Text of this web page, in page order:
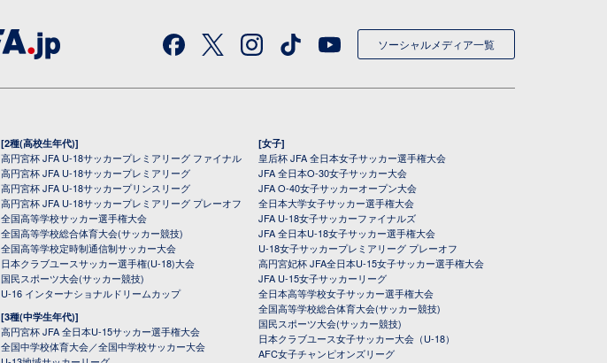
ソーシャルメディア一覧
[2種(高校生年代)]
高円宮杯 JFA U-18サッカープレミアリーグ ファイナル
高円宮杯 JFA U-18サッカープレミアリーグ
高円宮杯 JFA U-18サッカープリンスリーグ
高円宮杯 JFA U-18サッカープレミアリーグ プレーオフ
全国高等学校サッカー選手権大会
全国高等学校総合体育大会(サッカー競技)
全国高等学校定時制通信制サッカー大会
日本クラブユースサッカー選手権(U-18)大会
国民スポーツ大会(サッカー競技)
U-16 インターナショナルドリームカップ
[3種(中学生年代)]
高円宮杯 JFA 全日本U-15サッカー選手権大会
全国中学校体育大会／全国中学校サッカー大会
[女子]
皇后杯 JFA 全日本女子サッカー選手権大会
JFA 全日本O-30女子サッカー大会
JFA O-40女子サッカーオープン大会
全日本大学女子サッカー選手権大会
JFA U-18女子サッカーファイナルズ
JFA 全日本U-18女子サッカー選手権大会
U-18女子サッカープレミアリーグ プレーオフ
高円宮妃杯 JFA全日本U-15女子サッカー選手権大会
JFA U-15女子サッカーリーグ
全日本高等学校女子サッカー選手権大会
全国高等学校総合体育大会(サッカー競技)
国民スポーツ大会(サッカー競技)
日本クラブユース女子サッカー大会（U-18）
AFC女子チャンピオンズリーグ